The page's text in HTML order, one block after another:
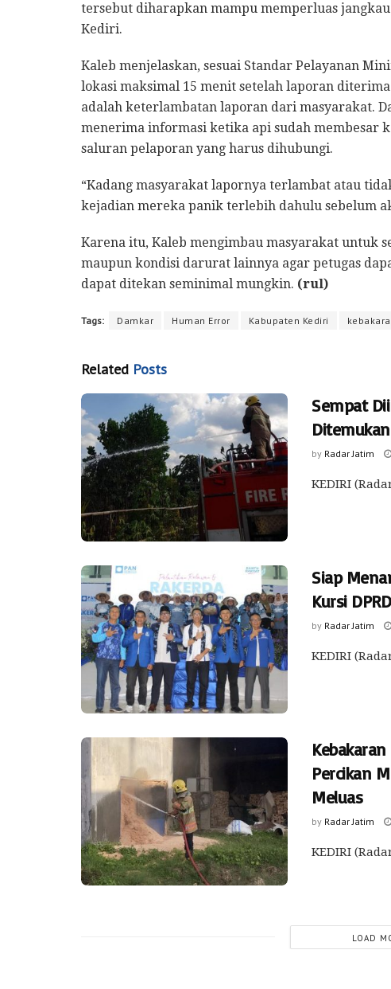
tersebut diharapkan mampu memperluas
Kediri.
Kaleb menjelaskan, sesuai Standar Pelayanan
lokasi maksimal 15 menit setelah laporan
adalah keterlambatan laporan dari masyarakat.
menerima informasi ketika api sudah membesar
saluran pelaporan yang harus dihubungi.
“Kadang masyarakat lapornya terlambat atau
kejadian mereka panik terlebih dahulu sebelum
Karena itu, Kaleb mengimbau masyarakat untuk
maupun kondisi darurat lainnya agar petugas
dapat ditekan seminimal mungkin. (rul)
Tags: Damkar Human Error Kabupaten Kediri
Related Posts
Sempat
by Radar Jatim
KEDIRI
Siap
Kursi
by Radar Jatim
KEDIRI
Percikan
Meluas
by Radar Jatim
KEDIRI
LOAD